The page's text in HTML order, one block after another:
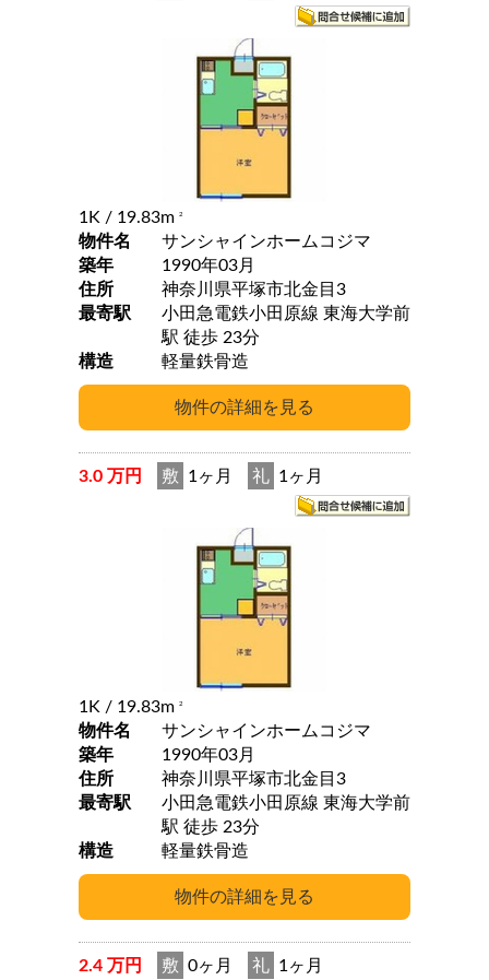
1K / 19.83m 2
物件名
サンシャインホームコジマ
築年
1990年03月
住所
神奈川県平塚市北金目3
最寄駅
小田急電鉄小田原線 東海大学前
駅 徒歩 23分
構造
軽量鉄骨造
3.0 万円 敷 1ヶ月 礼 1ヶ月
1K / 19.83m 2
物件名
サンシャインホームコジマ
築年
1990年03月
住所
神奈川県平塚市北金目3
最寄駅
小田急電鉄小田原線 東海大学前
駅 徒歩 23分
構造
軽量鉄骨造
2.4 万円 敷 0ヶ月 礼 1ヶ月